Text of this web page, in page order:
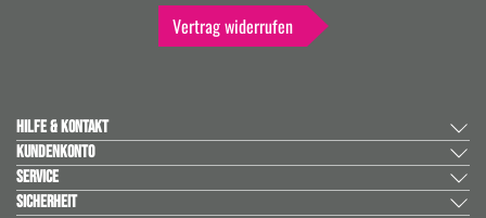
Vertrag widerrufen
HILFE & KONTAKT
KUNDENKONTO
SERVICE
SICHERHEIT